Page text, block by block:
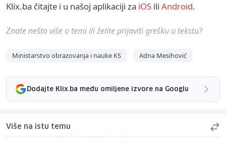
Klix.ba čitajte i u našoj aplikaciji za iOS ili Android.
Znate nešto više o temi ili želite prijaviti grešku u tekstu?
Ministarstvo obrazovanja i nauke KS Adna Mesihović
Dodajte Klix.ba među omiljene izvore na Googlu
Više na istu temu